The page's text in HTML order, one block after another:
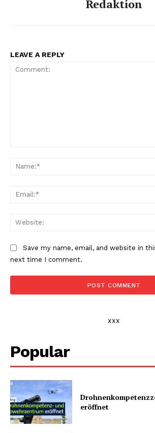
Redaktion
LEAVE A REPLY
Save my name, email, and website in
next time I comment.
xxx
Popular
eröffnet